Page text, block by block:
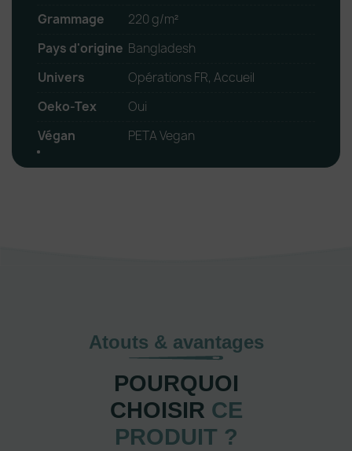
Grammage
220 g/m²
Pays d'origine Bangladesh
Univers
Opérations FR, Accueil
Oeko-Tex
Oui
Végan
PETA Vegan
Atouts & avantages
POURQUOI
CHOISIR CE
PRODUIT ?